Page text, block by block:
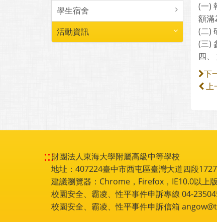
學生宿舍
活動資訊
(一)
額滿
(二)
(三)
四
下
上
:::財團法人東海大學附屬高級中等學校
地址：407224臺中市西屯區臺灣大道四段
建議瀏覽器：Chrome，Firefox，IE10.0以上
校園安全、霸凌、性平事件申訴專線 04-
校園安全、霸凌、性平事件申訴信箱